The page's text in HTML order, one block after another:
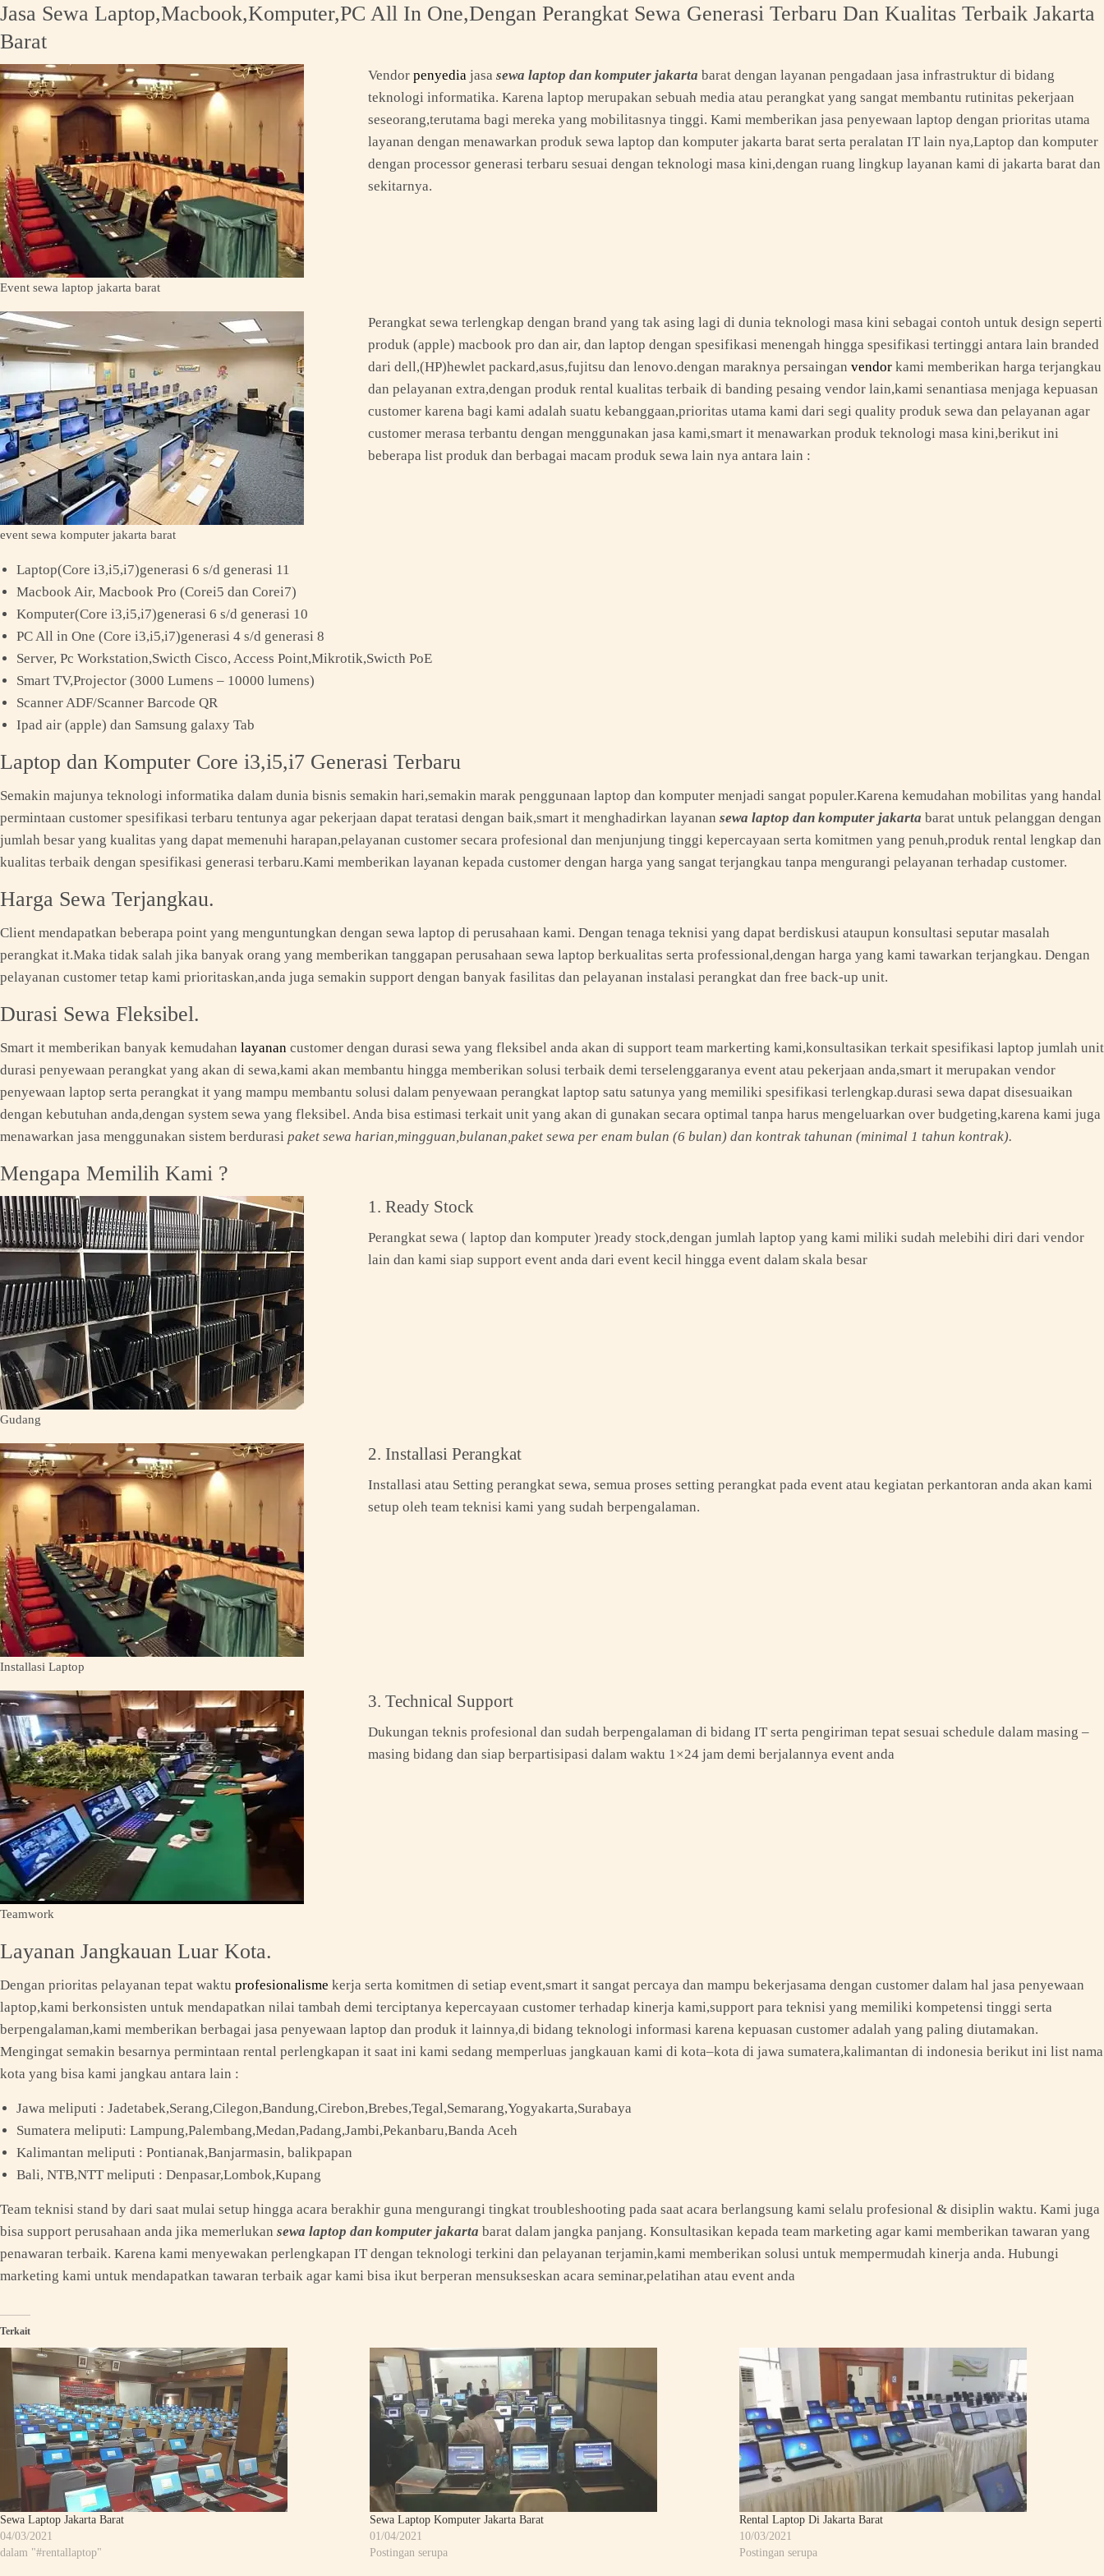
Jasa Sewa Laptop,Macbook,Komputer,PC All In One,Dengan Perangkat Sewa Generasi Terbaru Dan Kualitas Terbaik Jakarta
Barat
Event sewa laptop jakarta barat
Vendor penyediajasa sewa laptop dan komputer jakarta barat dengan layanan pengadaan jasa infrastruktur di bidang
teknologi informatika. Karena laptop merupakan sebuah media atau perangkat yang sangat membantu rutinitas pekerjaan
seseorang,terutama bagi mereka yang mobilitasnya tinggi. Kami memberikan jasa penyewaan laptop dengan prioritas utama
layanan dengan menawarkan produk sewa laptop dan komputer jakarta barat serta peralatan IT lain nya,Laptop dan komputer
dengan processor generasi terbaru sesuai dengan teknologi masa kini,dengan ruang lingkup layanan kami di jakarta barat dan
sekitarnya.
event sewa komputer jakarta barat
Perangkat sewa terlengkap dengan brand yang tak asing lagi di dunia teknologi masa kini sebagai contoh untuk design seperti
produk (apple) macbook pro dan air, dan laptop dengan spesifikasi menengah hingga spesifikasi tertinggi antara lain branded
dari dell,(HP)hewlet packard,asus,fujitsu dan lenovo.dengan maraknya persaingan vendorkami memberikan harga terjangkau
dan pelayanan extra,dengan produk rental kualitas terbaik di banding pesaing vendor lain,kami senantiasa menjaga kepuasan
customer karena bagi kami adalah suatu kebanggaan,prioritas utama kami dari segi quality produk sewa dan pelayanan agar
customer merasa terbantu dengan menggunakan jasa kami,smart it menawarkan produk teknologi masa kini,berikut ini
beberapa list produk dan berbagai macam produk sewa lain nya antara lain :
Laptop(Core i3,i5,i7)generasi 6 s/d generasi 11
Macbook Air, Macbook Pro (Corei5 dan Corei7)
Komputer(Core i3,i5,i7)generasi 6 s/d generasi 10
PC All in One (Core i3,i5,i7)generasi 4 s/d generasi 8
Server, Pc Workstation,Swicth Cisco, Access Point,Mikrotik,Swicth PoE
Smart TV,Projector (3000 Lumens – 10000 lumens)
Scanner ADF/Scanner Barcode QR
Ipad air (apple) dan Samsung galaxy Tab
Laptop dan Komputer Core i3,i5,i7 Generasi Terbaru
Semakin majunya teknologi informatika dalam dunia bisnis semakin hari,semakin marak penggunaan laptop dan komputer menjadi sangat populer.Karena kemudahan mobilitas yang handal
permintaan customer spesifikasi terbaru tentunya agar pekerjaan dapat teratasi dengan baik,smart it menghadirkan layanan sewa laptop dan komputer jakarta barat untuk pelanggan dengan
jumlah besar yang kualitas yang dapat memenuhi harapan,pelayanan customer secara profesional dan menjunjung tinggi kepercayaan serta komitmen yang penuh,produk rental lengkap dan
kualitas terbaik dengan spesifikasi generasi terbaru.Kami memberikan layanan kepada customer dengan harga yang sangat terjangkau tanpa mengurangi pelayanan terhadap customer.
Harga Sewa Terjangkau.
Client mendapatkan beberapa point yang menguntungkan dengan sewa laptop di perusahaan kami. Dengan tenaga teknisi yang dapat berdiskusi ataupun konsultasi seputar masalah
perangkat it.Maka tidak salah jika banyak orang yang memberikan tanggapan perusahaan sewa laptop berkualitas serta professional,dengan harga yang kami tawarkan terjangkau. Dengan
pelayanan customer tetap kami prioritaskan,anda juga semakin support dengan banyak fasilitas dan pelayanan instalasi perangkat dan free back-up unit.
Durasi Sewa Fleksibel.
Smart it memberikan banyak kemudahan layanan customer dengan durasi sewa yang fleksibel anda akan di support team markerting kami,konsultasikan terkait spesifikasi laptop jumlah unit
durasi penyewaan perangkat yang akan di sewa,kami akan membantu hingga memberikan solusi terbaik demi terselenggaranya event atau pekerjaan anda,smart it merupakan vendor
penyewaan laptop serta perangkat it yang mampu membantu solusi dalam penyewaan perangkat laptop satu satunya yang memiliki spesifikasi terlengkap.durasi sewa dapat disesuaikan
dengan kebutuhan anda,dengan system sewa yang fleksibel. Anda bisa estimasi terkait unit yang akan di gunakan secara optimal tanpa harus mengeluarkan over budgeting,karena kami juga
menawarkan jasa menggunakan sistem berdurasi paket sewa harian,mingguan,bulanan,paket sewa per enam bulan (6 bulan) dan kontrak tahunan (minimal 1 tahun kontrak).
Mengapa Memilih Kami ?
Gudang
1. Ready Stock
Perangkat sewa ( laptop dan komputer )ready stock,dengan jumlah laptop yang kami miliki sudah melebihi diri dari vendor
lain dan kami siap support event anda dari event kecil hingga event dalam skala besar
Installasi Laptop
2. Installasi Perangkat
Installasi atau Setting perangkat sewa, semua proses setting perangkat pada event atau kegiatan perkantoran anda akan kami
setup oleh team teknisi kami yang sudah berpengalaman.
Teamwork
3. Technical Support
Dukungan teknis profesional dan sudah berpengalaman di bidang IT serta pengiriman tepat sesuai schedule dalam masing –
masing bidang dan siap berpartisipasi dalam waktu 1×24 jam demi berjalannya event anda
Layanan Jangkauan Luar Kota.
Dengan prioritas pelayanan tepat waktu profesionalisme kerja serta komitmen di setiap event,smart it sangat percaya dan mampu bekerjasama dengan customer dalam hal jasa penyewaan
laptop,kami berkonsisten untuk mendapatkan nilai tambah demi terciptanya kepercayaan customer terhadap kinerja kami,support para teknisi yang memiliki kompetensi tinggi serta
berpengalaman,kami memberikan berbagai jasa penyewaan laptop dan produk it lainnya,di bidang teknologi informasi karena kepuasan customer adalah yang paling diutamakan.
Mengingat semakin besarnya permintaan rental perlengkapan it saat ini kami sedang memperluas jangkauan kami di kota–kota di jawa sumatera,kalimantan di indonesia berikut ini list nama
kota yang bisa kami jangkau antara lain :
Jawa meliputi : Jadetabek,Serang,Cilegon,Bandung,Cirebon,Brebes,Tegal,Semarang,Yogyakarta,Surabaya
Sumatera meliputi: Lampung,Palembang,Medan,Padang,Jambi,Pekanbaru,Banda Aceh
Kalimantan meliputi : Pontianak,Banjarmasin, balikpapan
Bali, NTB,NTT meliputi : Denpasar,Lombok,Kupang
Team teknisi stand by dari saat mulai setup hingga acara berakhir guna mengurangi tingkat troubleshooting pada saat acara berlangsung kami selalu profesional & disiplin waktu. Kami juga
bisa support perusahaan anda jika memerlukan sewa laptop dan komputer jakarta barat dalam jangka panjang. Konsultasikan kepada team marketing agar kami memberikan tawaran yang
penawaran terbaik. Karena kami menyewakan perlengkapan IT dengan teknologi terkini dan pelayanan terjamin,kami memberikan solusi untuk mempermudah kinerja anda. Hubungi
marketing kami untuk mendapatkan tawaran terbaik agar kami bisa ikut berperan mensukseskan acara seminar,pelatihan atau event anda
Terkait
Sewa Laptop Jakarta Barat
04/03/2021
dalam "#rentallaptop"
Sewa Laptop Komputer Jakarta Barat
01/04/2021
Postingan serupa
Rental Laptop Di Jakarta Barat
10/03/2021
Postingan serupa